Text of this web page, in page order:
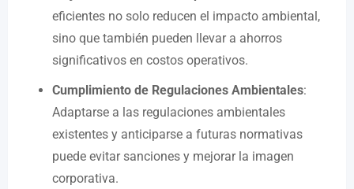
eficientes no solo reducen el impacto ambiental,
sino que también pueden llevar a ahorros
significativos en costos operativos.
Cumplimiento de Regulaciones Ambientales:
Adaptarse a las regulaciones ambientales
existentes y anticiparse a futuras normativas
puede evitar sanciones y mejorar la imagen
corporativa.